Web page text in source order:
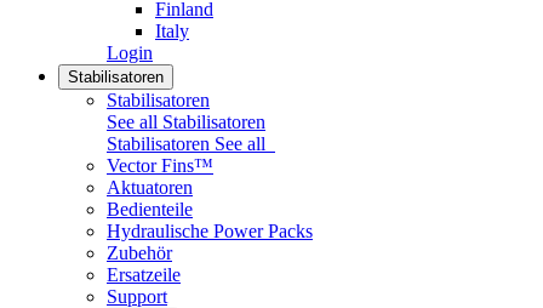
Finland
Italy
Login
Stabilisatoren
Stabilisatoren
See all Stabilisatoren
Stabilisatoren See all
Vector Fins™
Aktuatoren
Bedienteile
Hydraulische Power Packs
Zubehör
Ersatzeile
Support